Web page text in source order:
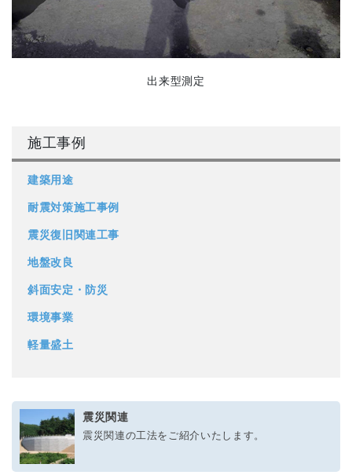
出来型測定
施工事例
建築用途
耐震対策施工事例
震災復旧関連工事
地盤改良
斜面安定・防災
環境事業
軽量盛土
震災関連
震災関連の工法をご紹介いたします。